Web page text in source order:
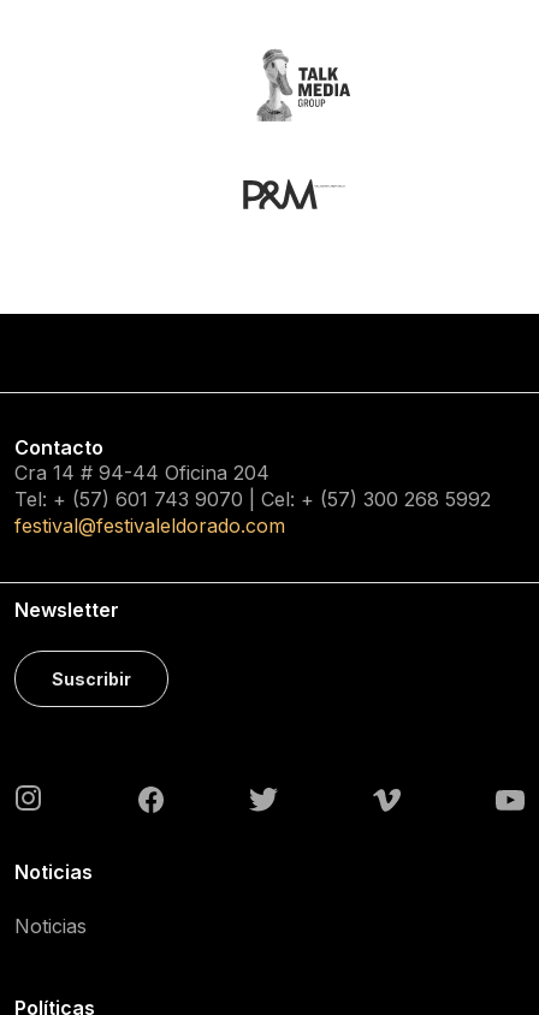
Contacto
Cra 14 # 94-44 Oficina 204
Tel: + (57) 601 743 9070 | Cel: + (57) 300 268 5992
festival@festivaleldorado.com
Newsletter
Suscribir
Noticias
Noticias
Políticas